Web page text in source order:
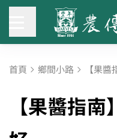
首頁 鄉間小路 【果
【果醬指